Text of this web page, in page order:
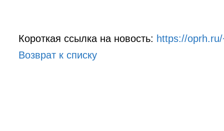
Короткая ссылка на новость: https://
Возврат к списку